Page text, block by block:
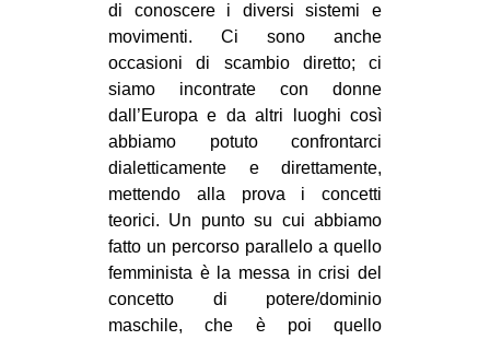
di conoscere i diversi sistemi e
movimenti. Ci sono anche
occasioni di scambio diretto; ci
siamo incontrate con donne
dall’Europa e da altri luoghi così
abbiamo potuto confrontarci
dialetticamente e direttamente,
mettendo alla prova i concetti
teorici. Un punto su cui abbiamo
fatto un percorso parallelo a quello
femminista è la messa in crisi del
concetto di potere/dominio
maschile, che è poi quello